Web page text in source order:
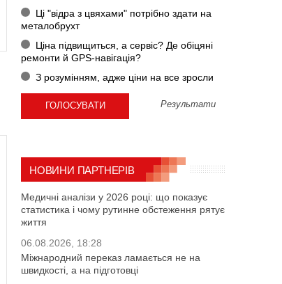
Ці "відра з цвяхами" потрібно здати на
металобрухт
Ціна підвищиться, а сервіс? Де обіцяні
ремонти й GPS-навігація?
З розумінням, адже ціни на все зросли
Результати
НОВИНИ ПАРТНЕРІВ
Медичні аналізи у 2026 році: що показує
статистика і чому рутинне обстеження рятує
життя
06.08.2026, 18:28
Міжнародний переказ ламається не на
швидкості, а на підготовці